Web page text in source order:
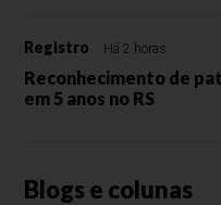
Registro Há 2 horas
Reconhecimento de
em 5 anos no RS
Blogs e colunas